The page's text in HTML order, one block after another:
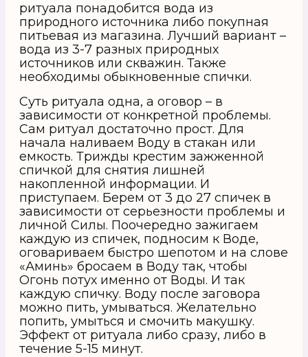
ритуала понадобится вода из
природного источника либо покупная
питьевая из магазина. Лучший вариант –
вода из 3-7 разных природных
источников или скважин. Также
необходимы обыкновенные спички.
Суть ритуала одна, а оговор – в
зависимости от конкретной проблемы.
Сам ритуал достаточно прост. Для
начала наливаем Воду в стакан или
емкость. Трижды крестим зажженной
спичкой для снятия лишней
накопленной информации. И
приступаем. Берем от 3 до 27 спичек в
зависимости от серьезности проблемы и
личной Силы. Поочередно зажигаем
каждую из спичек, подносим к Воде,
оговариваем быстро шепотом и на слове
«Аминь» бросаем в Воду так, чтобы
Огонь потух именно от Воды. И так
каждую спичку. Воду после заговора
можно пить, умываться. Желательно
попить, умыться и смочить макушку.
Эффект от ритуала либо сразу, либо в
течение 5-15 минут.